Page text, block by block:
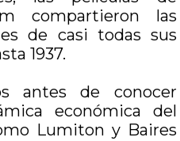
compartieron las
de casi todas sus
1937.
antes de conocer
económica del
Lumiton y Baires